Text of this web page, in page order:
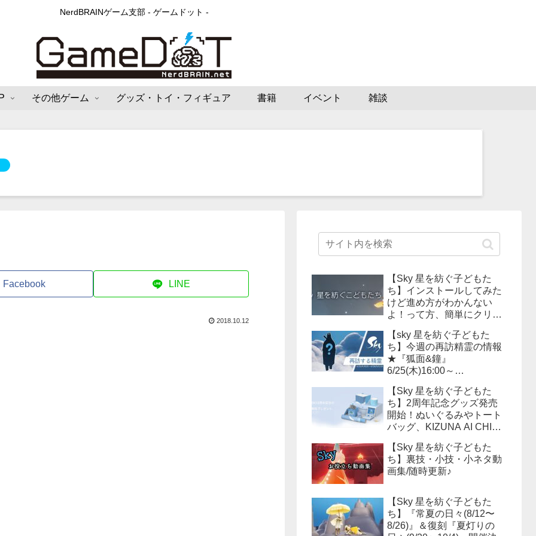
NerdBRAINゲーム支部 - ゲームドット -
その他ゲーム グッズ・トイ・フィギュア 書籍 イベント 雑談
Facebook LINE
2018.10.12
【Sky 星を紡ぐ子どもた
ち】インストールしてみた
けど進め方がわかんない
よ！って方、簡単にクリア
【sky 星を紡ぐ子どもた
ち】今週の再訪精霊の情報
★『狐面&鐘』
6/25(木)16:00～
キャンドル数は？？
【Sky 星を紡ぐ子どもた
ち】2周年記念グッズ発売
開始！ぬいぐるみやトート
バッグ、KIZUNA AI CHINA
れます！
【Sky 星を紡ぐ子どもた
ち】裏技・小技・小ネタ動
画集/随時更新♪
【Sky 星を紡ぐ子どもた
ち】『常夏の日々(8/12〜
8/26)』＆復刻『夏灯りの